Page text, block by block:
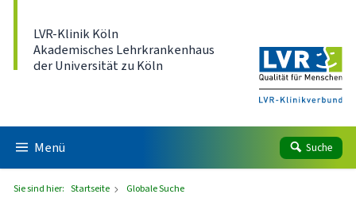
LVR-Klinik Köln
Akademisches Lehrkrankenhaus
der Universität zu Köln
Menü Suche
Sie sind hier: Startseite Globale Suche